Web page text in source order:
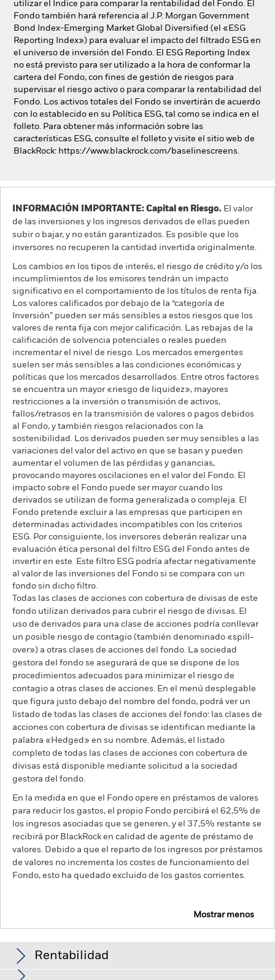
utilizar el Índice para comparar la rentabilidad del Fondo. El
Fondo también hará referencia al J.P. Morgan Government
Bond Index-Emerging Market Global Diversified (el «ESG
Reporting Index») para evaluar el impacto del filtrado ESG en
el universo de inversión del Fondo. El ESG Reporting Index
no está previsto para ser utilizado a la hora de conformar la
cartera del Fondo, con fines de gestión de riesgos para
supervisar el riesgo activo o para comparar la rentabilidad del
Fondo. Los activos totales del Fondo se invertirán de acuerdo
con lo establecido en su Política ESG, tal como se indica en el
folleto. Para obtener más información sobre las
características ESG, consulte el folleto y visite el sitio web de
BlackRock: https://www.blackrock.com/baselinescreens.
INFORMACIÓN IMPORTANTE: Capital en Riesgo. El valor
de las inversiones y los ingresos derivados de ellas pueden
subir o bajar, y no están garantizados. Es posible que los
inversores no recuperen la cantidad invertida originalmente.
Los cambios en los tipos de interés, el riesgo de crédito y/o los
incumplimientos de los emisores tendrán un impacto
significativo en el comportamiento de los títulos de renta fija.
Los valores calificados por debajo de la “categoría de
Inversión” pueden ser más sensibles a estos riesgos que los
valores de renta fija con mejor calificación. Las rebajas de la
calificación de solvencia potenciales o reales pueden
incrementar el nivel de riesgo. Los mercados emergentes
suelen ser más sensibles a las condiciones económicas y
políticas que los mercados desarrollados. Entre otros factores
se encuentra un mayor «riesgo de liquidez», mayores
restricciones a la inversión o transmisión de activos,
fallos/retrasos en la transmisión de valores o pagos debidos
al Fondo, y también riesgos relacionados con la
sostenibilidad. Los derivados pueden ser muy sensibles a las
variaciones del valor del activo en que se basan y pueden
aumentar el volumen de las pérdidas y ganancias,
provocando mayores oscilaciones en el valor del Fondo. El
impacto sobre el Fondo puede ser mayor cuando los
derivados se utilizan de forma generalizada o compleja. El
Fondo pretende excluir a las empresas que participen en
determinadas actividades incompatibles con los criterios
ESG. Por consiguiente, los inversores deberán realizar una
evaluación ética personal del filtro ESG del Fondo antes de
invertir en este. Este filtro ESG podría afectar negativamente
al valor de las inversiones del Fondo si se compara con un
fondo sin dicho filtro.
Todas las clases de acciones con cobertura de divisas de este
fondo utilizan derivados para cubrir el riesgo de divisas. El
uso de derivados para una clase de acciones podría conllevar
un posible riesgo de contagio (también denominado «spill-
over») a otras clases de acciones del fondo. La sociedad
gestora del fondo se asegurará de que se dispone de los
procedimientos adecuados para minimizar el riesgo de
contagio a otras clases de acciones. En el menú desplegable
que figura justo debajo del nombre del fondo, podrá ver un
listado de todas las clases de acciones del fondo: las clases de
acciones con cobertura de divisas se identifican mediante la
palabra «Hedged» en su nombre. Además, el listado
completo de todas las clases de acciones con cobertura de
divisas está disponible mediante solicitud a la sociedad
gestora del fondo.
En la medida en que el Fondo opere en préstamos de valores
para reducir los gastos, el propio Fondo percibirá el 62,5% de
los ingresos asociadas que se generen, y el 37,5% restante se
recibirá por BlackRock en calidad de agente de préstamo de
valores. Debido a que el reparto de los ingresos por préstamos
de valores no incrementa los costes de funcionamiento del
Fondo, esto ha quedado excluido de los gastos corrientes.
Mostrar menos
Fund
Rentabilidad